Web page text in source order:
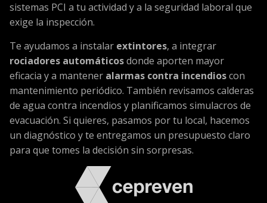
sistemas PCI a tu actividad y a la seguridad laboral que
exige la inspección.
Te ayudamos a instalar extintores, a integrar
rociadores automáticosdonde aporten mayor
eficacia y a mantener alarmas contra incendioscon
mantenimiento periódico. También revisamos calderas
de agua contra incendios y planificamos simulacros de
evacuación. Si quieres, pasamos por tu local, hacemos
un diagnóstico y te entregamos un presupuesto claro
para que tomes la decisión sin sorpresas.